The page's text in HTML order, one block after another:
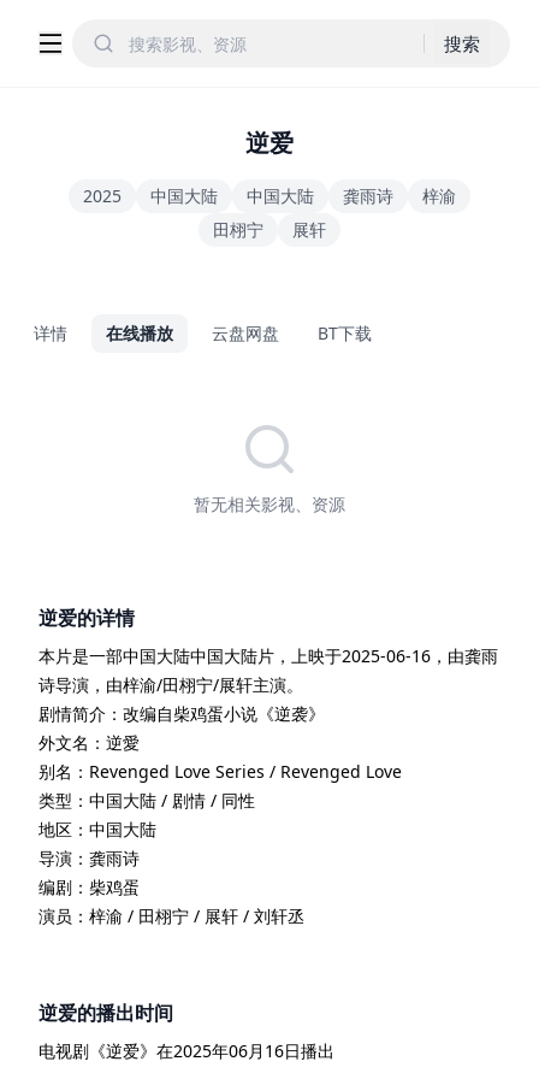
搜索
逆爱
2025 中国大陆 中国大陆 龚雨诗
梓渝
田栩宁
展轩
详情 在线播放 云盘网盘 BT下载
暂无相关影视、资源
逆爱的详情
本片是一部中国大陆中国大陆片 ，上映于2025-06-16 ，由龚雨
诗导演 ，由梓渝/田栩宁/展轩主演。
剧情简介： 改编自柴鸡蛋小说《逆袭》
外文名： 逆愛
别名： Revenged Love Series / Revenged Love
类型： 中国大陆 / 剧情 / 同性
地区： 中国大陆
导演： 龚雨诗
编剧： 柴鸡蛋
演员： 梓渝 / 田栩宁 / 展轩 / 刘轩丞
逆爱的播出时间
电视剧 《逆爱》在2025年06月16日播出